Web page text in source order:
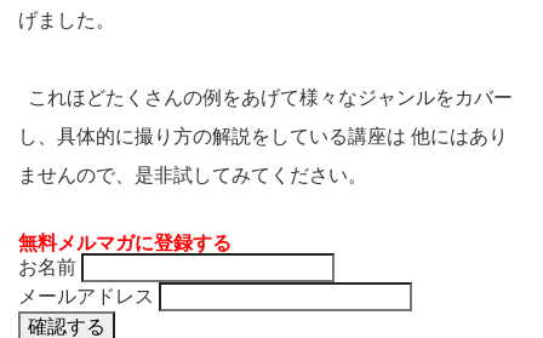
げました。
これほどたくさんの例をあげて様々なジャンルをカバー
し、具体的に撮り方の解説をしている講座は 他にはあり
ませんので、是非試してみてください。
無料メルマガに登録する
お名前
メールアドレス